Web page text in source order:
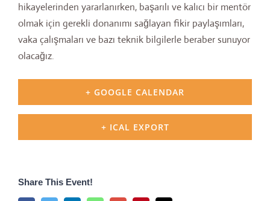
hikayelerinden yararlanırken, başarılı ve kalıcı bir mentör
olmak için gerekli donanımı sağlayan fikir paylaşımları,
vaka çalışmaları ve bazı teknik bilgilerle beraber sunuyor
olacağız.
+ GOOGLE CALENDAR
+ ICAL EXPORT
Share This Event!